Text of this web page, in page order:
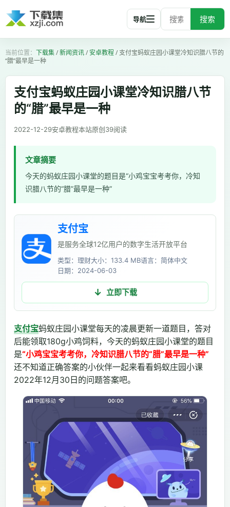
搜索
导航
下载集/新闻资讯/安卓教程/支付宝蚂蚁庄园小课堂冷知识腊八节的
“腊”最早是一种
支付宝蚂蚁庄园小课堂冷知识腊八节
的“腊”最早是一种
2022-12-29安卓教程本站原创39阅读
文章摘要
今天的蚂蚁庄园小课堂的题目是“小鸡宝宝考考你，冷知
识腊八节的“腊”最早是一种”
支付宝
是服务全球12亿用户的数字生活开放平台
类型：理财大小：133.4 MB语言：简体中文
日期：2024-06-03
立即下载
支付宝蚂蚁庄园小课堂每天的凌晨更新一道题目，答对
后能领取180g小鸡饲料，今天的蚂蚁庄园小课堂的题目
是“小鸡宝宝考考你，冷知识腊八节的“腊”最早是一种”
还不知道正确答案的小伙伴一起来看看蚂蚁庄园小课
2022年12月30日的问题答案吧。